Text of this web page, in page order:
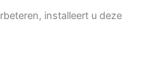
installeert u deze